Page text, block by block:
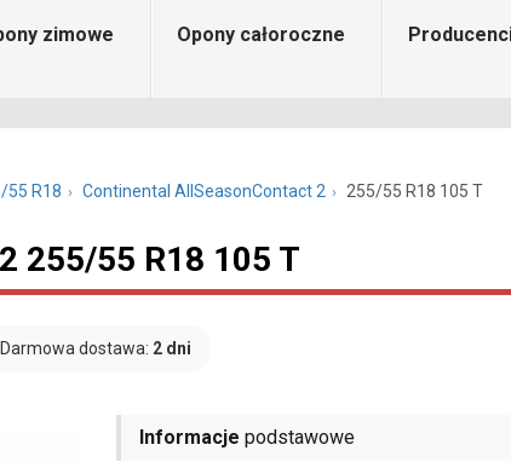
zimowe Opony całoroczne
55 R18 Continental AllSeasonContact 2 255/55 R18 105 T
255/55 R18 105 T
Darmowa dostawa: 2 dni
Informacje podstawowe